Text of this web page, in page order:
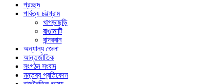
প্রচ্ছদ
পার্বত্য চট্টগ্রাম
খাগড়াছড়ি
রাঙামাটি
বান্দরবান
অন্যান্য জেলা
আন্তর্জাতিক
সংগঠন সংবাদ
মন্তব্য প্রতিবেদন